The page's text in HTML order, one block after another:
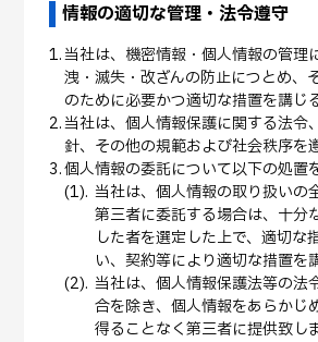
情報の適切な管理・法令遵守
当社は、機密情報・個人情報の管理
洩・滅失・改ざんの防止につとめ、
のために必要かつ適切な措置を講じ
当社は、個人情報保護に関する法令
針、その他の規範および社会秩序を
個人情報の委託について以下の処置
当社は、個人情報の取り扱いの
第三者に委託する場合は、十分
した者を選定した上で、適切な
い、契約等により適切な措置を
当社は、個人情報保護法等の法
合を除き、個人情報をあらかじ
得ることなく第三者に提供致し